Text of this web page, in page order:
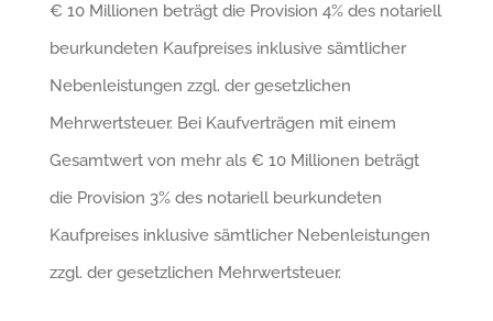
€ 10 Millionen beträgt die Provision 4% des notariell
beurkundeten Kaufpreises inklusive sämtlicher
Nebenleistungen zzgl. der gesetzlichen
Mehrwertsteuer. Bei Kaufverträgen mit einem
Gesamtwert von mehr als € 10 Millionen beträgt
die Provision 3% des notariell beurkundeten
Kaufpreises inklusive sämtlicher Nebenleistungen
zzgl. der gesetzlichen Mehrwertsteuer.